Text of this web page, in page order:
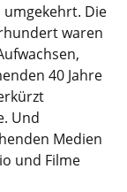
Die
waren
40 Jahre
Und
Medien
und Filme